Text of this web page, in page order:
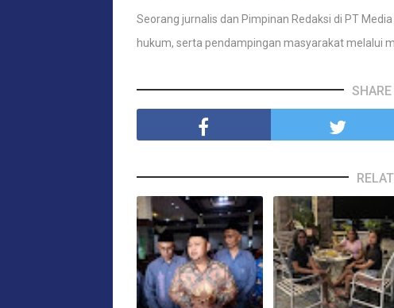
Seorang jurnalis dan Pimpinan Redaksi di PT
hukum, serta pendampingan masyarakat melalui